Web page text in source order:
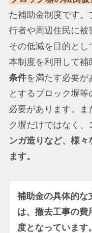
た補助金制度です。
行者や周辺住民に被
その低減を目的とし
本制度を利用して補
条件を満たす必要が
とするブロック塀等
必要があります。ま
ク塀だけではなく、
ンガ造りなど、様
ます。
補助金の具体的な
は、撤去工事の費
度となっています